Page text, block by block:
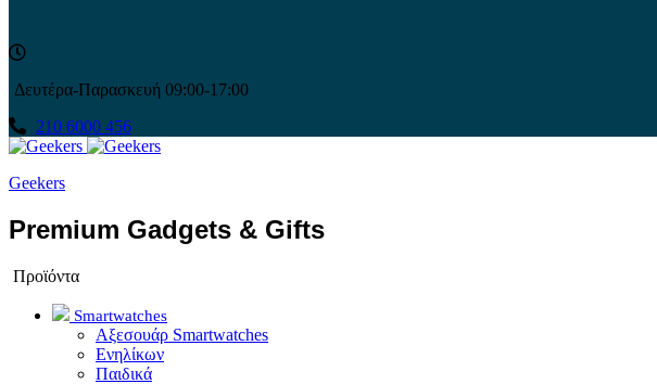
Δευτέρα-Παρασκευή 09:00-17:00
210 6000 456
Geekers
Premium Gadgets & Gifts
Προϊόντα
Smartwatches
Αξεσουάρ Smartwatches
Ενηλίκων
Παιδικά